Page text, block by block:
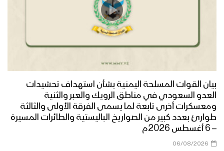
بيان القوات المسلحة اليمنية بشأن استهداف تحشيدات
العدو السعودي في مناطق الرويك والعبر والثنية
ومعسكرات أخرى تابعة لما يسمى الفرقة الأولى والثالثة
طوارئ بعدد كبير من الصواريخ الباليستية والطائرات المسيرة
– 6 أغسطس 2026م
06/08/2026